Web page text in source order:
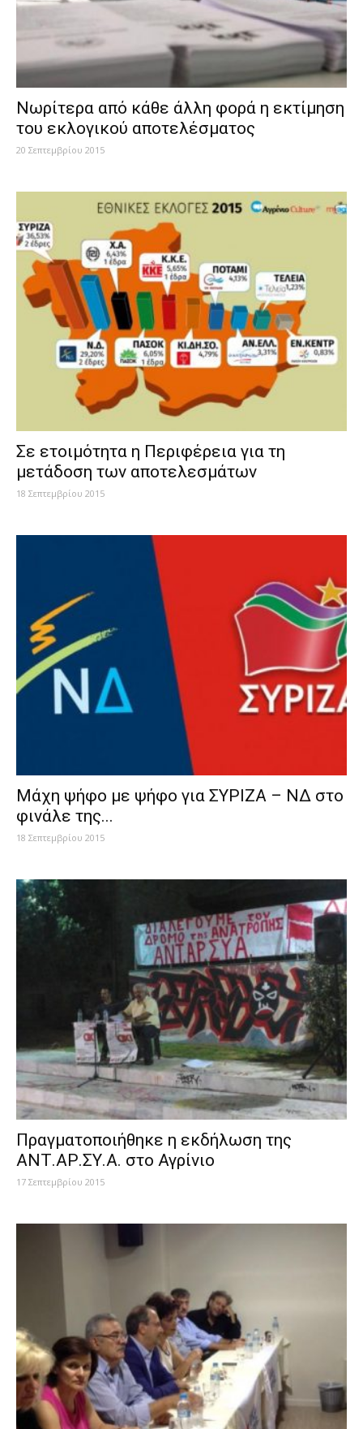
Νωρίτερα από κάθε άλλη φορά η εκτίμηση
του εκλογικού αποτελέσματος
20 Σεπτεμβρίου 2015
Σε ετοιμότητα η Περιφέρεια για τη
μετάδοση των αποτελεσμάτων
18 Σεπτεμβρίου 2015
Μάχη ψήφο με ψήφο για ΣΥΡΙΖΑ – ΝΔ στο
φινάλε της...
18 Σεπτεμβρίου 2015
Πραγματοποιήθηκε η εκδήλωση της
ΑΝΤ.ΑΡ.ΣΥ.Α. στο Αγρίνιο
17 Σεπτεμβρίου 2015